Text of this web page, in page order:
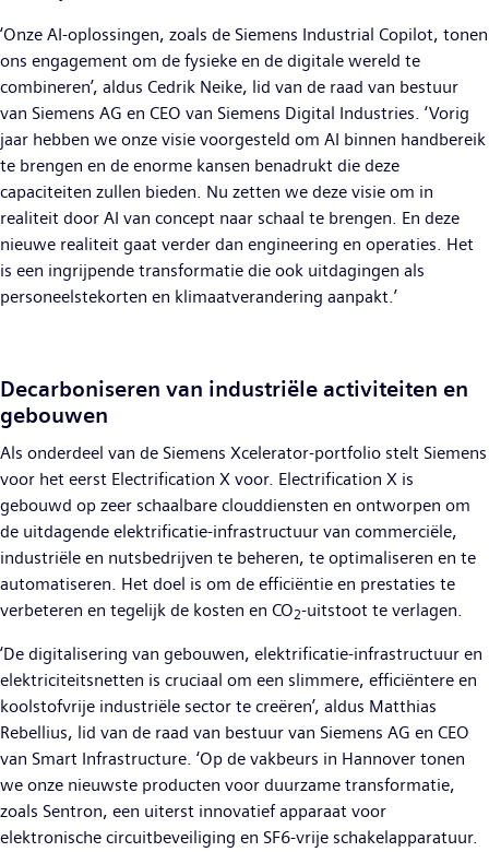
‘Onze AI-oplossingen, zoals de Siemens Industrial Copilot, tonen
ons engagement om de fysieke en de digitale wereld te
combineren’, aldus Cedrik Neike, lid van de raad van bestuur
van Siemens AG en CEO van Siemens Digital Industries. ‘Vorig
jaar hebben we onze visie voorgesteld om AI binnen handbereik
te brengen en de enorme kansen benadrukt die deze
capaciteiten zullen bieden. Nu zetten we deze visie om in
realiteit door AI van concept naar schaal te brengen. En deze
nieuwe realiteit gaat verder dan engineering en operaties. Het
is een ingrijpende transformatie die ook uitdagingen als
personeelstekorten en klimaatverandering aanpakt.’
Decarboniseren van industriële activiteiten en
gebouwen
Als onderdeel van de Siemens Xcelerator-portfolio stelt Siemens
voor het eerst Electrification X voor. Electrification X is
gebouwd op zeer schaalbare clouddiensten en ontworpen om
de uitdagende elektrificatie-infrastructuur van commerciële,
industriële en nutsbedrijven te beheren, te optimaliseren en te
automatiseren. Het doel is om de efficiëntie en prestaties te
verbeteren en tegelijk de kosten en CO2-uitstoot te verlagen.
‘De digitalisering van gebouwen, elektrificatie-infrastructuur en
elektriciteitsnetten is cruciaal om een slimmere, efficiëntere en
koolstofvrije industriële sector te creëren’, aldus Matthias
Rebellius, lid van de raad van bestuur van Siemens AG en CEO
van Smart Infrastructure. ‘Op de vakbeurs in Hannover tonen
we onze nieuwste producten voor duurzame transformatie,
zoals Sentron, een uiterst innovatief apparaat voor
elektronische circuitbeveiliging en SF6-vrije schakelapparatuur.